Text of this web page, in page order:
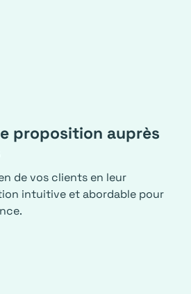
proposition auprès
de vos clients en leur
intuitive et abordable pour